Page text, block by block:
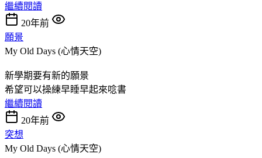
繼續閱讀
20年前
願景
My Old Days (心情天空)
新學期要有新的願景
希望可以操練早睡早起來唸書
繼續閱讀
20年前
突想
My Old Days (心情天空)